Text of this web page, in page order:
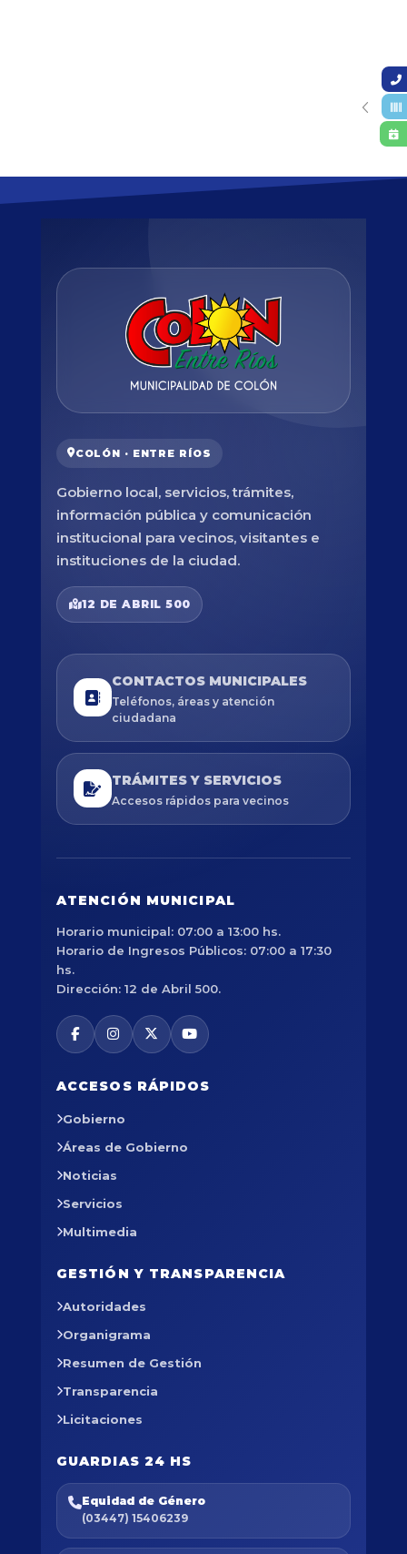
COLÓN · ENTRE RÍOS
Gobierno local, servicios, trámites,
información pública y comunicación
institucional para vecinos, visitantes e
instituciones de la ciudad.
12 DE ABRIL 500
CONTACTOS MUNICIPALES
Teléfonos, áreas y atención
ciudadana
TRÁMITES Y SERVICIOS
Accesos rápidos para vecinos
ATENCIÓN MUNICIPAL
Horario municipal: 07:00 a 13:00 hs.
Horario de Ingresos Públicos: 07:00 a 17:30
hs.
Dirección: 12 de Abril 500.
ACCESOS RÁPIDOS
Gobierno
Áreas de Gobierno
Noticias
Servicios
Multimedia
GESTIÓN Y TRANSPARENCIA
Autoridades
Organigrama
Resumen de Gestión
Transparencia
Licitaciones
GUARDIAS 24 HS
Equidad de Género
(03447) 15406239